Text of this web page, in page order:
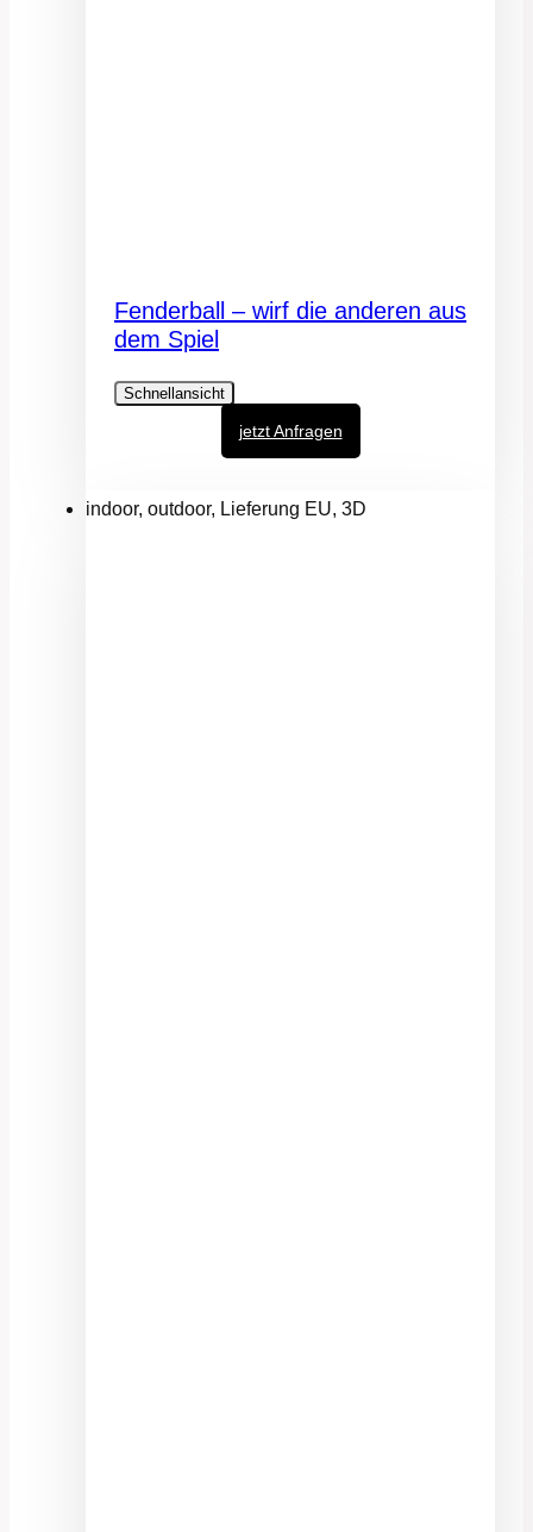
Fenderball – wirf die anderen aus
dem Spiel
Schnellansicht
jetzt Anfragen
indoor, outdoor, Lieferung EU, 3D